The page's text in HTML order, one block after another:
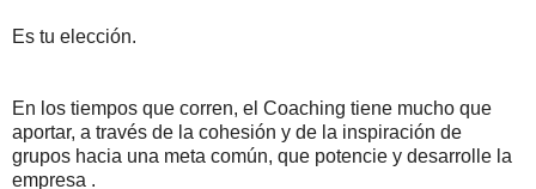
Es tu elección.
En los tiempos que corren, el Coaching tiene mucho que
aportar, a través de la cohesión y de la inspiración de
grupos hacia una meta común, que potencie y desarrolle la
empresa .